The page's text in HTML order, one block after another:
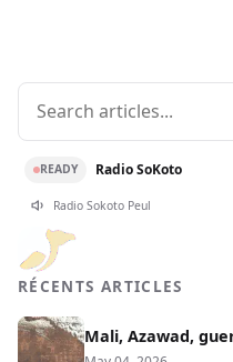
READY Radio SoKoto
Radio Sokoto Peul
RÉCENTS ARTICLES
Mali, Azawad,